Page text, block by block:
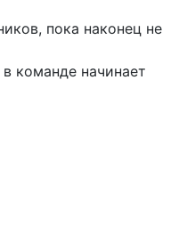
пока наконец не
команде начинает